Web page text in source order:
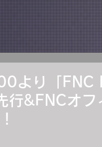
より「FNC
行&FNCオフ